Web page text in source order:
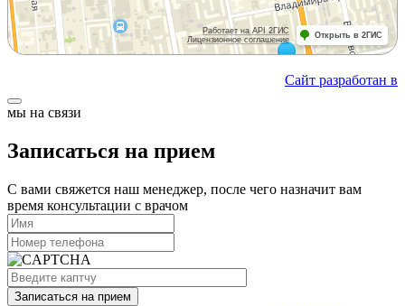
Сайт разработан в
мы на связи
Записаться на прием
С вами свяжется наш менеджер, после чего назначит вам
время консультации с врачом
Записаться на прием